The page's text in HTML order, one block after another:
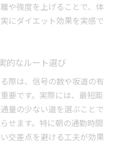
や強度を上げることで、体
にダイエット効果を実感で
的なルート選び
際は、信号の数や坂道の有
要です。実際には、最短距
量の少ない道を選ぶことで
せます。特に朝の通勤時間
交差点を避ける工夫が効果